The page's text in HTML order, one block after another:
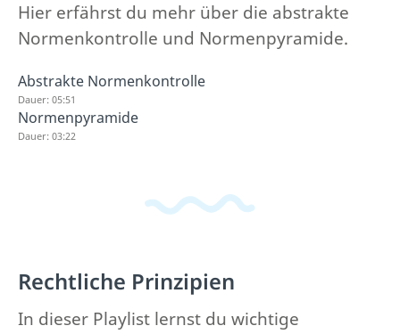
Hier erfährst du mehr über die abstrakte
Normenkontrolle und Normenpyramide.
Abstrakte Normenkontrolle
Dauer: 05:51
Normenpyramide
Dauer: 03:22
Rechtliche Prinzipien
In dieser Playlist lernst du wichtige